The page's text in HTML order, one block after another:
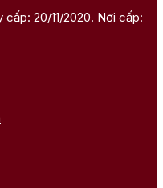
cấp: 20/11/2020. Nơi cấp: